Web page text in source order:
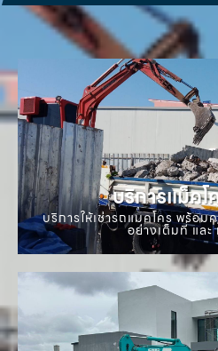
บริการแม็คโ
บริการให้เช่ารถแมคโคร พร้อ
อย่างเต็มที่ แล